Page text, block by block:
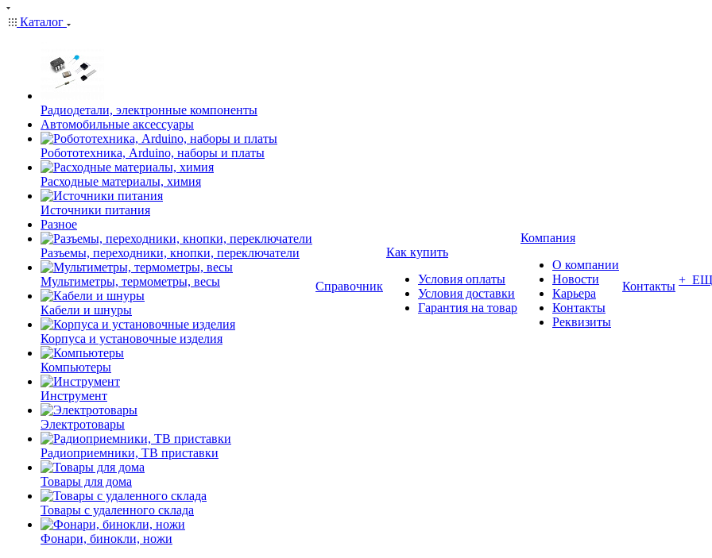
Каталог
Радиодетали, электронные компоненты
Автомобильные аксессуары
Робототехника, Arduino, наборы и платы
Расходные материалы, химия
Источники питания
Разное
Разъемы, переходники, кнопки, переключатели
Мультиметры, термометры, весы
Кабели и шнуры
Корпуса и установочные изделия
Компьютеры
Инструмент
Электротовары
Радиоприемники, ТВ приставки
Товары для дома
Товары с удаленного склада
Фонари, бинокли, ножи
Справочник
Как купить
Условия оплаты
Условия доставки
Гарантия на товар
Компания
О компании
Новости
Карьера
Контакты
Реквизиты
Контакты +